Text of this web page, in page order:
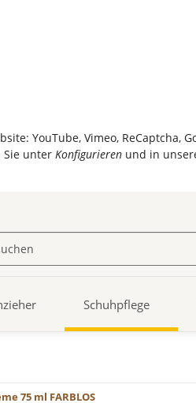
YouTube, Vimeo, ReCaptcha,
Sie unter Konfigurieren und in
Schuhpflege
75 ml FARBLOS